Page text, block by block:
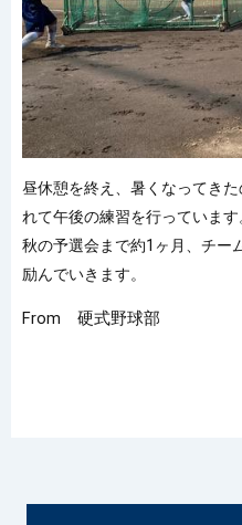
昼休憩を終え、暑くなってき
れて午後の練習を行っています
秋の予選会まで約1ヶ月、チー
励んでいきます。
From 硬式野球部